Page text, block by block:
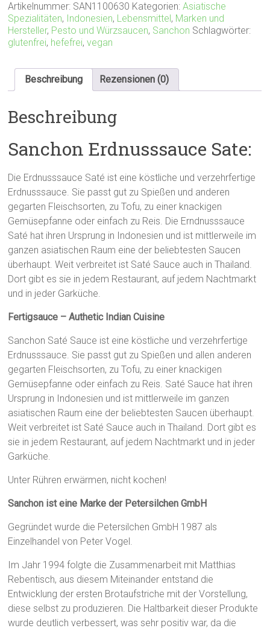
Artikelnummer: SAN1100630 Kategorien:Asiatische
Spezialitäten, Indonesien, Lebensmittel , Marken und
Hersteller, Pesto und Würzsaucen, Sanchon Schlagwörter:
glutenfrei, hefefrei,vegan
Beschreibung Rezensionen (0)
Beschreibung
Sanchon Erdnusssauce Sate:
Die Erdnusssauce Saté ist eine köstliche und verzehrfertige
Erdnusssauce. Sie passt gut zu Spießen und anderen
gegarten Fleischsorten, zu Tofu, zu einer knackigen
Gemüsepfanne oder einfach zu Reis. Die Erndnusssauce
Saté hat ihren Ursprung in Indonesien und ist mittlerweile im
ganzen asiatischen Raum eine der beliebtesten Saucen
überhaupt. Weit verbreitet ist Saté Sauce auch in Thailand.
Dort gibt es sie in jedem Restaurant, auf jedem Nachtmarkt
und in jeder Garküche.
Fertigsauce – Authetic Indian Cuisine
Sanchon Saté Sauce ist eine köstliche und verzehrfertige
Erdnusssauce. Sie passt gut zu Spießen und allen anderen
gegarten Fleischsorten, zu Tofu, zu einer knackigen
Gemüsepfanne oder einfach zu Reis. Saté Sauce hat ihren
Ursprung in Indonesien und ist mittlerweile im ganzen
asiatischen Raum eine der beliebtesten Saucen überhaupt.
Weit verbreitet ist Saté Sauce auch in Thailand. Dort gibt es
sie in jedem Restaurant, auf jedem Nachtmarkt und in jeder
Garküche.
Unter Rühren erwärmen, nicht kochen!
Sanchon ist eine Marke der Petersilchen GmbH
Gegründet wurde die Petersilchen GmbH 1987 als
Einzelhandel von Peter Vogel.
Im Jahr 1994 folgte die Zusammenarbeit mit Matthias
Rebentisch, aus diesem Miteinander entstand die
Entwicklung der ersten Brotaufstriche mit der Vorstellung,
diese selbst zu produzieren. Die Haltbarkeit dieser Produkte
wurde deutlich verbessert, was sehr positiv war, da die